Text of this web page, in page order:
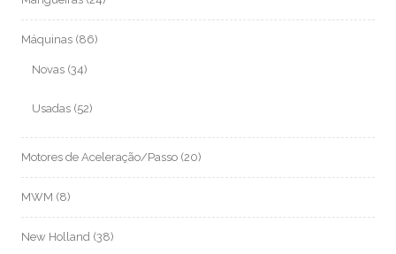
Máquinas (86)
Novas (34)
Usadas (52)
Motores de Aceleração/Passo (20)
MWM (8)
New Holland (38)